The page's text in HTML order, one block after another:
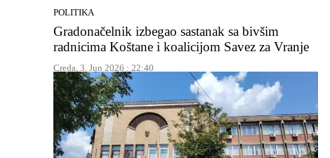
POLITIKA
Gradonačelnik izbegao sastanak sa bivšim
radnicima Koštane i koalicijom Savez za Vranje
Creda, 3. Jun 2026 : 22:40